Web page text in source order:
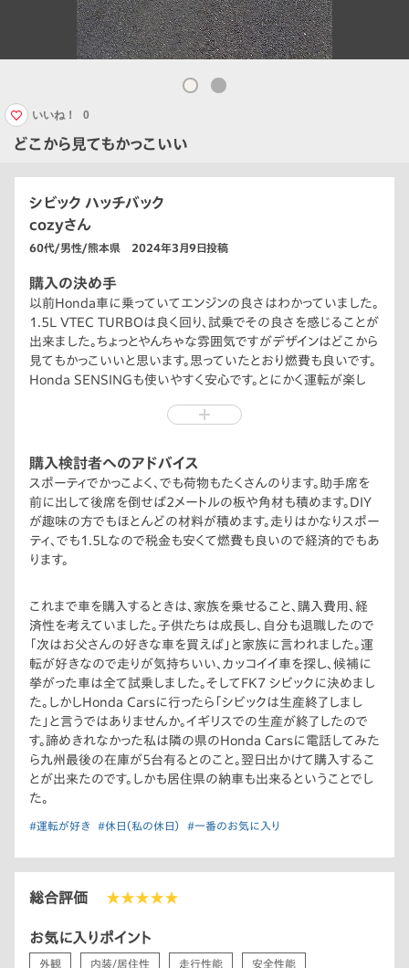
どこから見てもかっこいい
いいね！ 0
シビック ハッチバック
cozyさん
60代/男性/熊本県 2024年3月9日投稿
購入の決め手
以前Honda車に乗っていてエンジンの良さはわかっていました。
1.5L VTEC TURBOは良く回り、試乗でその良さを感じることが
出来ました。ちょっとやんちゃな雰囲気ですがデザインはどこから
見てもかっこいいと思います。思っていたとおり燃費も良いです。
Honda SENSINGも使いやすく安心です。とにかく運転が楽し
席も広く、荷物もたくさん積め便利です。
購入検討者へのアドバイス
スポーティでかっこよく、でも荷物もたくさんのります。助手席を
前に出して後席を倒せば2メートルの板や角材も積めます。DIY
が趣味の方でもほとんどの材料が積めます。走りはかなりスポー
ティ、でも1.5Lなので税金も安くて燃費も良いので経済的でもあ
ります。
これまで車を購入するときは、家族を乗せること、購入費用、経
済性を考えていました。子供たちは成長し、自分も退職したので
「次はお父さんの好きな車を買えば」と家族に言われました。運
転が好きなので走りが気持ちいい、カッコイイ車を探し、候補に
挙がった車は全て試乗しました。そしてFK7 シビックに決めまし
た。しかしHonda Carsに行ったら「シビックは生産終了しまし
た」と言うではありませんか。イギリスでの生産が終了したので
す。諦めきれなかった私は隣の県のHonda Carsに電話してみた
ら九州最後の在庫が5台有るとのこと。翌日出かけて購入するこ
とが出来たのです。しかも居住県の納車も出来るということでし
た。
#運転が好き #休日（私の休日） #一番のお気に入り
総合評価 ★★★★★
お気に入りポイント
外観 内装/居住性 走行性能 安全性能